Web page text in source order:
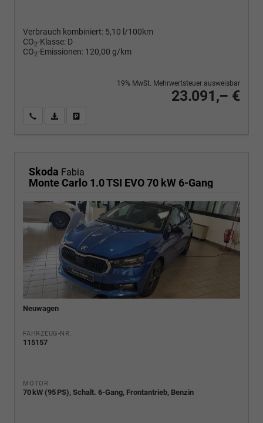
Verbrauch kombiniert: 5,10 l/100km
CO2-Klasse: D
CO2-Emissionen: 120,00 g/km
23.091,– €
19% MwSt. Mehrwertsteuer ausweisbar
Wir rufen Sie anPDF-Fahrzeugexposé drucken
Skoda Fabia
Monte Carlo 1.0 TSI EVO 70 kW 6-Gang
Neuwagen
FAHRZEUG-NR.
115157
MOTOR
70 kW (95 PS), Schalt. 6-Gang, Frontantrieb, Benzin